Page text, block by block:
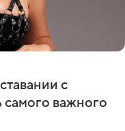
с
важного